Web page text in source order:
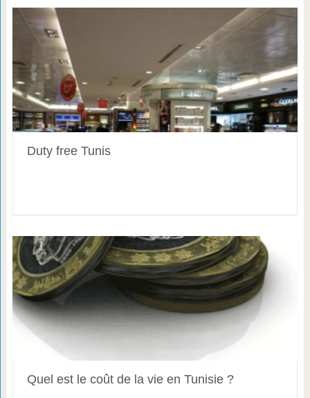
Duty free Tunis
Quel est le coût de la vie en Tunisie ?